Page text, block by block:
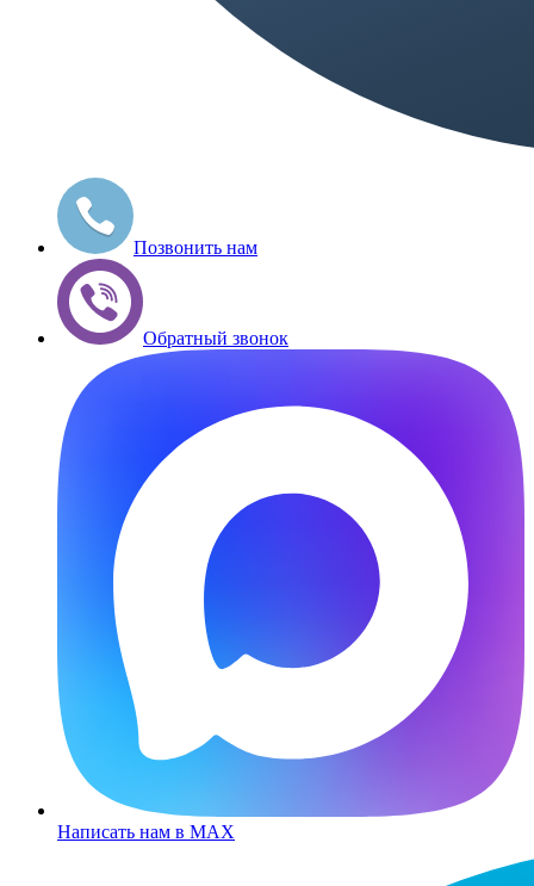
Позвонить нам
Обратный звонок
Написать нам в MAX